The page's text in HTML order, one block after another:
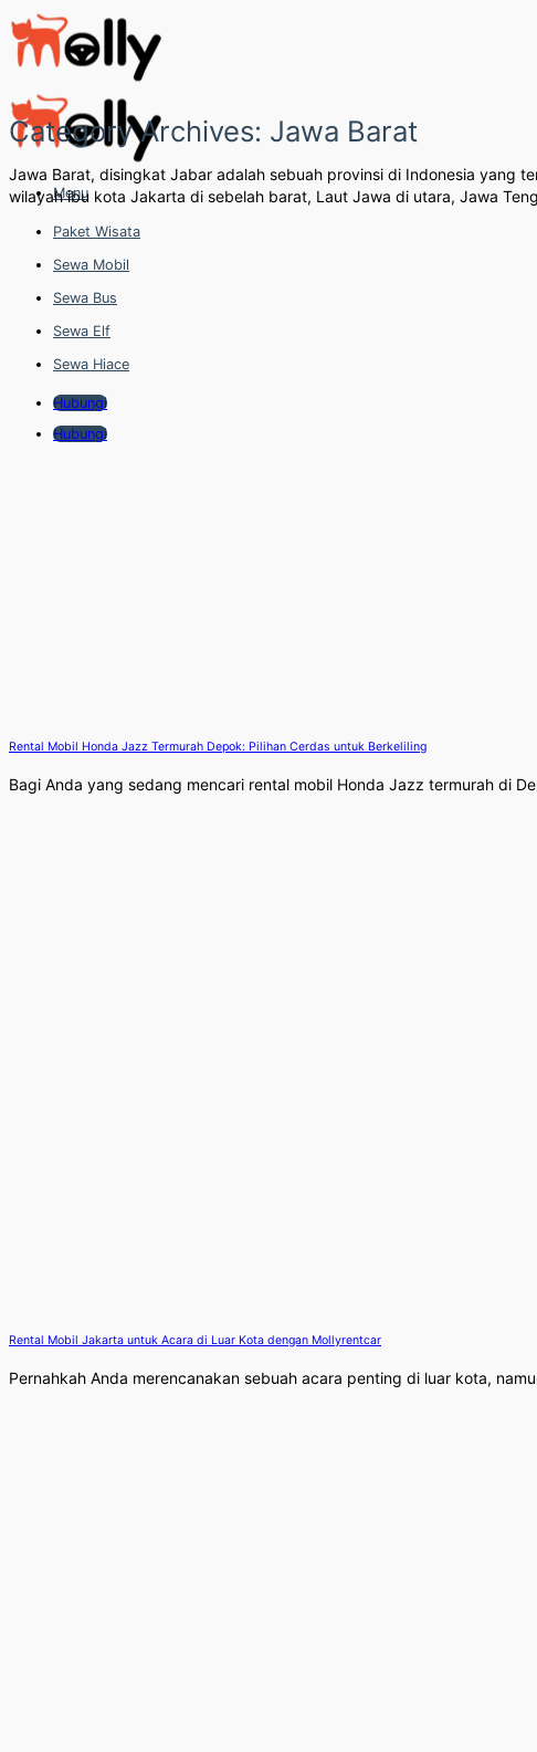
Skip
to
content
Menu
Paket Wisata
Sewa Mobil
Sewa Bus
Sewa Elf
Sewa Hiace
Hubungi
Hubungi
Category Archives: Jawa Barat
Jawa Barat, disingkat Jabar adalah sebuah provinsi di Indonesia yang
wilayah ibu kota Jakarta di sebelah barat, Laut Jawa di utara, Jawa
Rental Mobil Honda Jazz Termurah Depok: Pilihan Cerdas untuk Berkeliling
Bagi Anda yang sedang mencari rental mobil Honda Jazz termurah di
Rental Mobil Jakarta untuk Acara di Luar Kota dengan Mollyrentcar
Pernahkah Anda merencanakan sebuah acara penting di luar kota,